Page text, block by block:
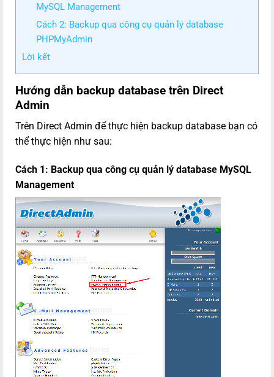
MySQL Management​
Cách 2: Backup qua công cụ quản lý database
PHPMyAdmin
Lời kết
Hướng dẫn backup database trên Direct
Admin
Trên Direct Admin để thực hiện backup database bạn có
thể thực hiện như sau:
Cách 1: Backup qua công cụ quản lý database MySQL
Management​